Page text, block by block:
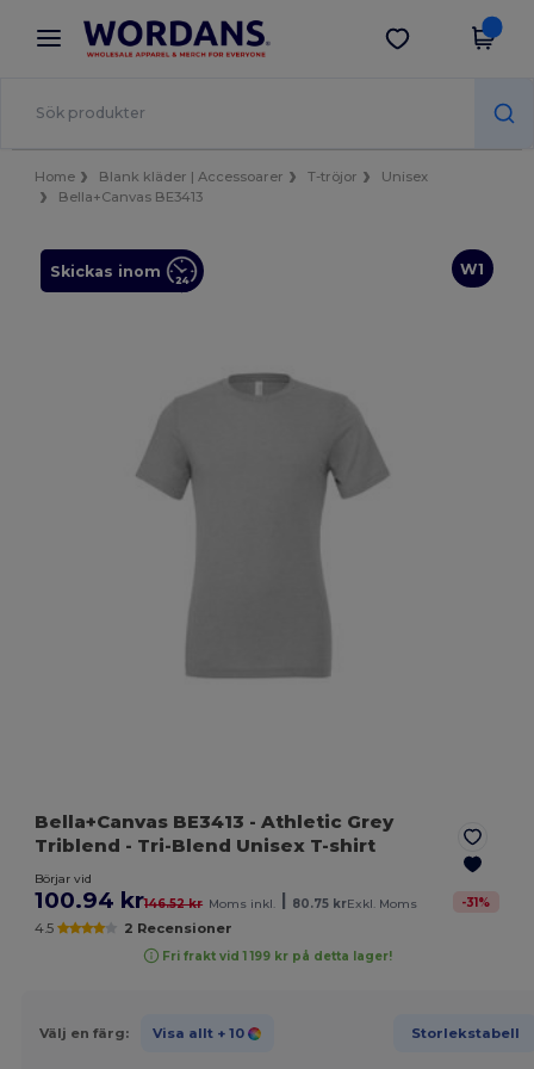
× Wordans-app
Bättre priser i appen!
Hämta app
Home Blank kläder | Accessoarer T-tröjor
Unisex
Bella+Canvas BE3413
W1
Skickas inom
Bella+Canvas BE3413 - Athletic Grey
Triblend - Tri-Blend Unisex T-shirt
Börjar vid
100.94 kr146.52 kr Moms inkl. 80.75 krExkl. Moms -31%
4.5 2 Recensioner
Fri frakt vid 1 199 kr på detta lager!
Välj en färg: Visa allt + 10 Storlekstabell